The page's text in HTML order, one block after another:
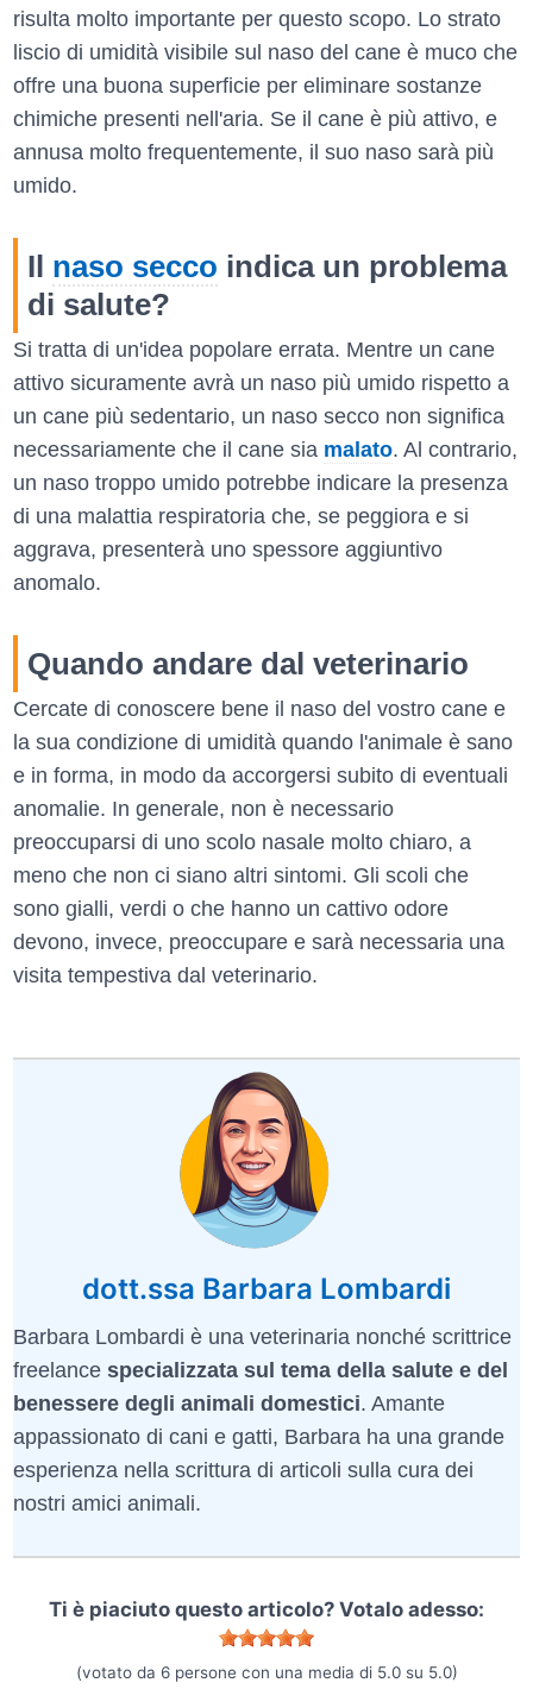
risulta molto importante per questo scopo. Lo strato
liscio di umidità visibile sul naso del cane è muco che
offre una buona superficie per eliminare sostanze
chimiche presenti nell'aria. Se il cane è più attivo, e
annusa molto frequentemente, il suo naso sarà più
umido.
Il naso secco indica un problema
di salute?
Si tratta di un'idea popolare errata. Mentre un cane
attivo sicuramente avrà un naso più umido rispetto a
un cane più sedentario, un naso secco non significa
necessariamente che il cane sia malato. Al contrario,
un naso troppo umido potrebbe indicare la presenza
di una malattia respiratoria che, se peggiora e si
aggrava, presenterà uno spessore aggiuntivo
anomalo.
Quando andare dal veterinario
Cercate di conoscere bene il naso del vostro cane e
la sua condizione di umidità quando l'animale è sano
e in forma, in modo da accorgersi subito di eventuali
anomalie. In generale, non è necessario
preoccuparsi di uno scolo nasale molto chiaro, a
meno che non ci siano altri sintomi. Gli scoli che
sono gialli, verdi o che hanno un cattivo odore
devono, invece, preoccupare e sarà necessaria una
visita tempestiva dal veterinario.
dott.ssa Barbara Lombardi
Barbara Lombardi è una veterinaria nonché scrittrice
freelance specializzata sul tema della salute e del
benessere degli animali domestici. Amante
appassionato di cani e gatti, Barbara ha una grande
esperienza nella scrittura di articoli sulla cura dei
nostri amici animali.
Ti è piaciuto questo articolo? Votalo adesso:
(votato da 6persone con una media di 5.0su 5.0)